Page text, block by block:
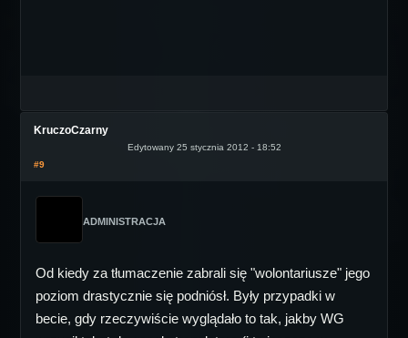
KruczoCzarny
Edytowany 25 stycznia 2012 - 18:52
#9
ADMINISTRACJA
Od kiedy za tłumaczenie zabrali się "wolontariusze" jego
poziom drastycznie się podniósł. Były przypadki w
becie, gdy rzeczywiście wyglądało to tak, jakby WG